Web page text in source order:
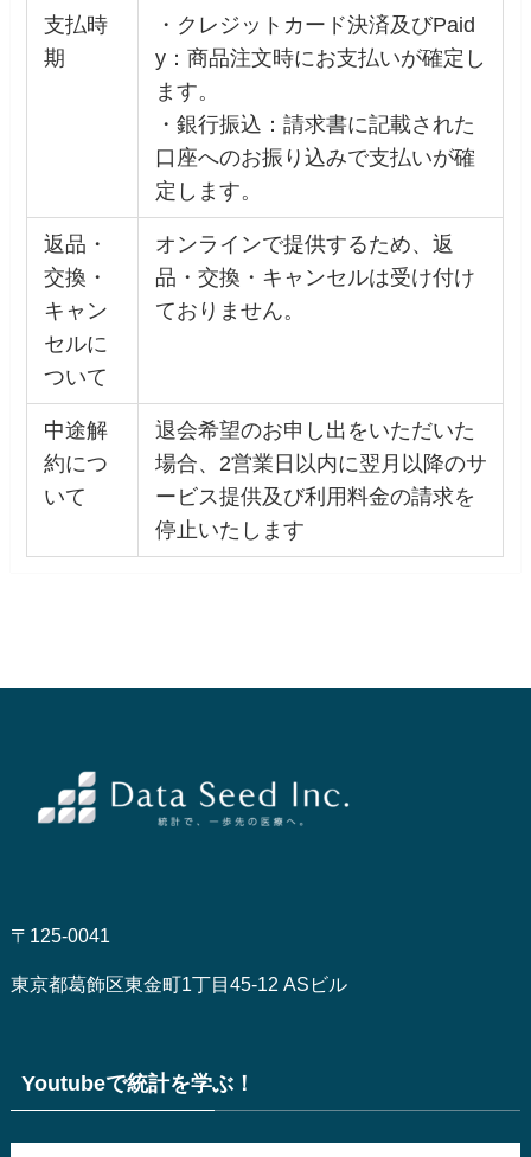
支払時
期
・クレジットカード決済及びPaid
y：商品注文時にお支払いが確定し
ます。
・銀行振込：請求書に記載された
口座へのお振り込みで支払いが確
定します。
返品・
交換・
キャン
セルに
ついて
オンラインで提供するため、返
品・交換・キャンセルは受け付け
ておりません。
中途解
約につ
いて
退会希望のお申し出をいただいた
場合、2営業日以内に翌月以降のサ
ービス提供及び利用料金の請求を
停止いたします
〒125-0041
東京都葛飾区東金町1丁目45-12 ASビル
Youtubeで統計を学ぶ！